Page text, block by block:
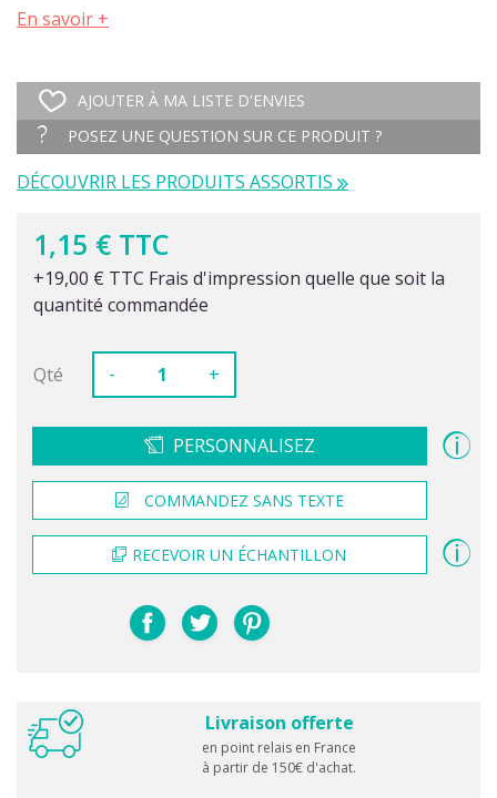
En savoir +
AJOUTER À MA LISTE D'ENVIES
POSEZ UNE QUESTION SUR CE PRODUIT ?
DÉCOUVRIR LES PRODUITS ASSORTIS
1,15 € TTC
+19,00 € TTC Frais d'impression quelle que soit la
quantité commandée
Qté - +
PERSONNALISEZ
COMMANDEZ SANS TEXTE
RECEVOIR UN ÉCHANTILLON
Livraison offerte
en point relais en France
à partir de 150€ d'achat.